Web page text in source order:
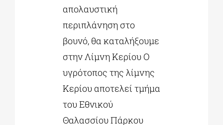
απολαυστική
περιπλάνηση στο
βουνό, θα καταλήξουμε
στην Λίμνη Κερίου Ο
υγρότοπος της λίμνης
Κερίου αποτελεί τμήμα
του Εθνικού
Θαλασσίου Πάρκου